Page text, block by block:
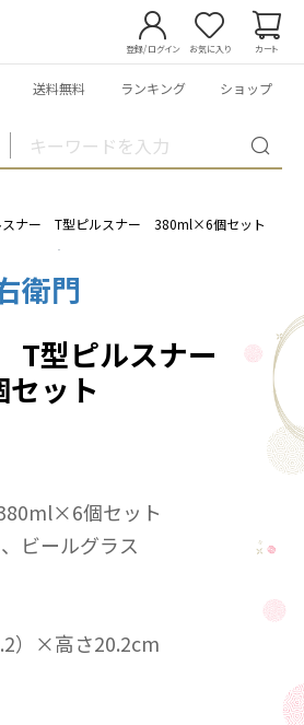
登録/ログイン お気に入り カート
送料無料 ランキング ショップ
スナー T型ピルスナー 380ml×6個セット
衛門
T型ピルスナー
ット
個セット
ビールグラス
）×高さ20.2cm